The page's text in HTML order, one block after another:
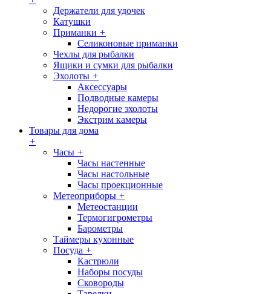
Держатели для удочек
Катушки
Приманки +
Селиконовые приманки
Чехлы для рыбалки
Ящики и сумки для рыбалки
Эхолоты +
Аксессуары
Подводные камеры
Недорогие эхолоты
Экстрим камеры
Товары для дома
+
Часы +
Часы настенные
Часы настольные
Часы проекционные
Метеоприборы +
Метеостанции
Термогигрометры
Барометры
Таймеры кухонные
Посуда +
Кастрюли
Наборы посуды
Сковороды